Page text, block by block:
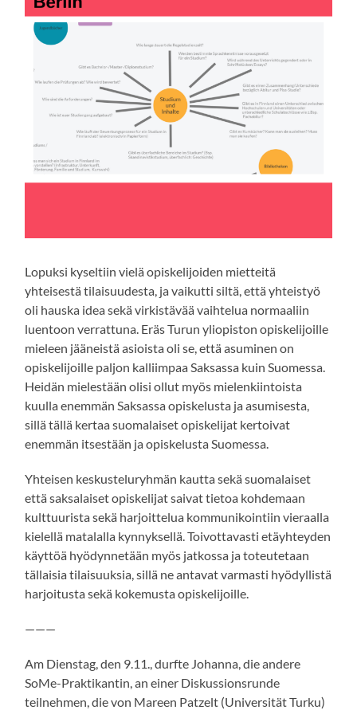
Lopuksi kyseltiin vielä opiskelijoiden mietteitä
yhteisestä tilaisuudesta, ja vaikutti siltä, että yhteistyö
oli hauska idea sekä virkistävää vaihtelua normaaliin
luentoon verrattuna. Eräs Turun yliopiston opiskelijoille
mieleen jääneistä asioista oli se, että asuminen on
opiskelijoille paljon kalliimpaa Saksassa kuin Suomessa.
Heidän mielestään olisi ollut myös mielenkiintoista
kuulla enemmän Saksassa opiskelusta ja asumisesta,
sillä tällä kertaa suomalaiset opiskelijat kertoivat
enemmän itsestään ja opiskelusta Suomessa.
Yhteisen keskusteluryhmän kautta sekä suomalaiset
että saksalaiset opiskelijat saivat tietoa kohdemaan
kulttuurista sekä harjoittelua kommunikointiin vieraalla
kielellä matalalla kynnyksellä. Toivottavasti etäyhteyden
käyttöä hyödynnetään myös jatkossa ja toteutetaan
tällaisia tilaisuuksia, sillä ne antavat varmasti hyödyllistä
harjoitusta sekä kokemusta opiskelijoille.
———
Am Dienstag, den 9.11., durfte Johanna, die andere
SoMe-Praktikantin, an einer Diskussionsrunde
teilnehmen, die von Mareen Patzelt (Universität Turku)